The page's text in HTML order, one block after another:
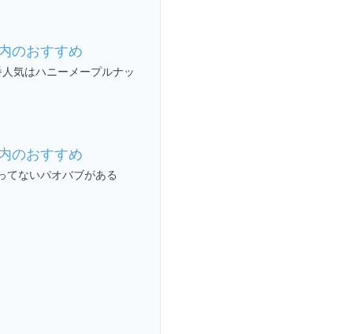
のおすすめ
気はハニーメープルナッ
のおすすめ
てないパオバブがある